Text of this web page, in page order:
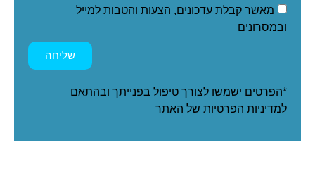
מאשר קבלת עדכונים, הצעות והטבות למייל
ובמסרונים
שליחה
*הפרטים ישמשו לצורך טיפול בפנייתך ובהתאם
למדיניות הפרטיות של האתר